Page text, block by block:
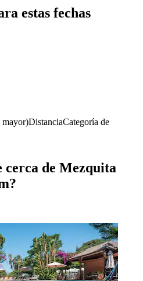
estas fechas
mayor)DistanciaCategoría de
cerca de Mezquita